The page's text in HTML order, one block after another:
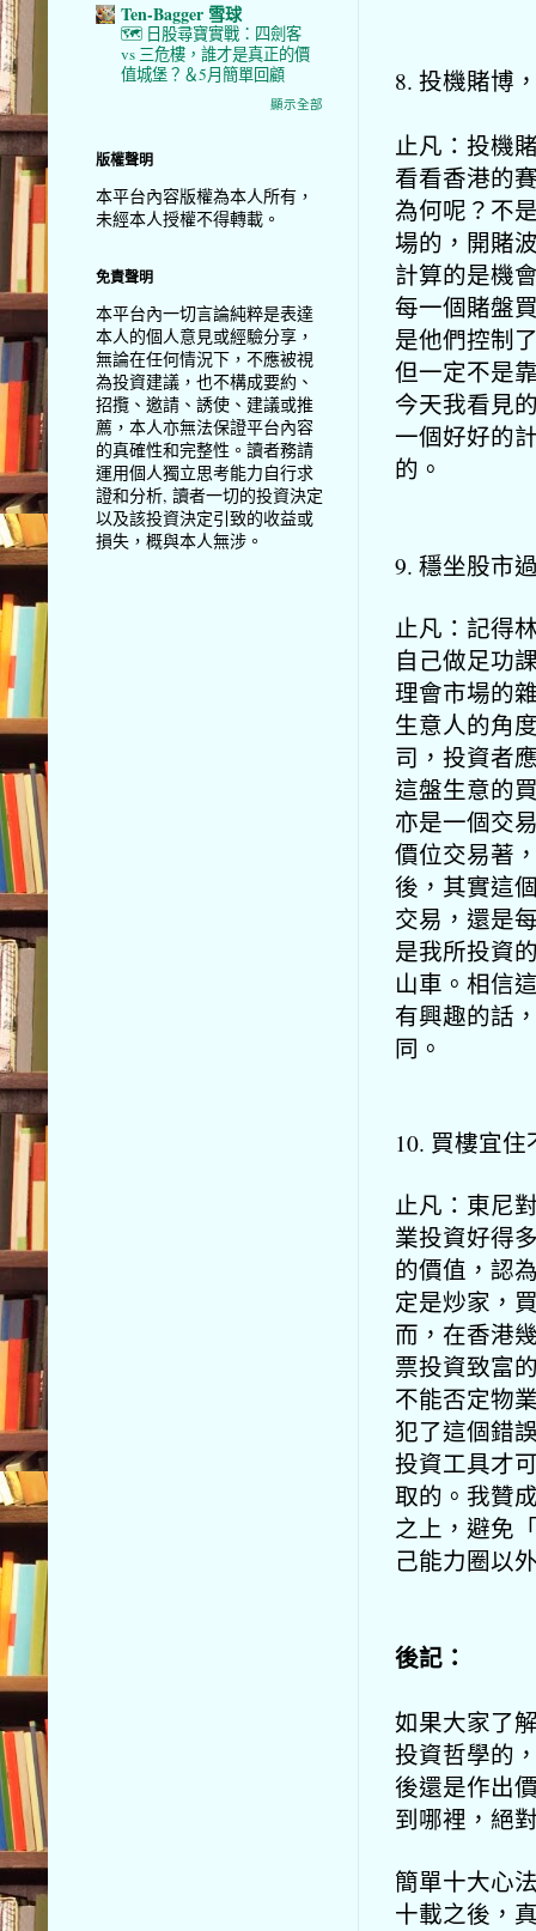
8. 投機賭博
止凡：投機
看看香港的
為何呢？不
場的，開賭
計算的是機
每一個賭盤
是他們控制
但一定不是
今天我看見
一個好好的
的。
9. 穩坐股市
止凡：記得
自己做足功
理會市場的
生意人的角
司，投資者
這盤生意的
亦是一個交
價位交易著
後，其實這
交易，還是
是我所投資
山車。相信
有興趣的話
同。
10. 買樓宜住
止凡：東尼
業投資好得
的價值，認
定是炒家，
而，在香港
票投資致富
不能否定物
犯了這個錯
投資工具才
取的。我贊
之上，避免
己能力圈以
後記：
如果大家了
投資哲學的
後還是作出
到哪裡，絕
簡單十大心
十載之後，
Ten-Bagger 雪球
🗺️ 日股尋寶實戰：四劍客
vs 三危樓，誰才是真正的價
值城堡？＆5月簡單回顧
顯示全部
版權聲明
本平台內容版權為本人所有，
未經本人授權不得轉載。
免責聲明
本平台內一切言論純粹是表達
本人的個人意見或經驗分享，
無論在任何情況下，不應被視
為投資建議，也不構成要約、
招攬、邀請、誘使、建議或推
薦，本人亦無法保證平台內容
的真確性和完整性。讀者務請
運用個人獨立思考能力自行求
證和分析, 讀者一切的投資決定
以及該投資決定引致的收益或
損失，概與本人無涉。